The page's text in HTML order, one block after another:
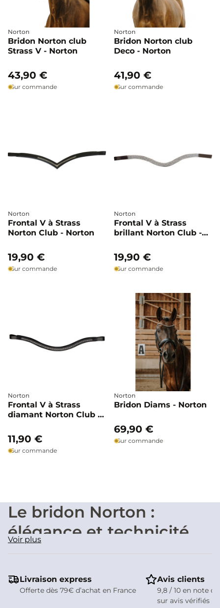
Norton
Bridon Norton club
Strass V - Norton
43,90 €
Sur commande
Norton
Bridon Norton club
Deco - Norton
41,90 €
Sur commande
Norton
Frontal V à Strass
Norton Club - Norton
19,90 €
Sur commande
Norton
Frontal V à Strass
brillant Norton Club -
19,90 €
Sur commande
Norton
Frontal V à Strass
diamant Norton Club -
11,90 €
Sur commande
Norton
Bridon Diams - Norton
69,90 €
Sur commande
Le bridon Norton :
élégance et technicité
au service du cheval
une valeur sûre pour les cavaliers en quête d'un équilibre
entre confort, finition et budget maîtrisé. La marque
développe sa briderie en s'inspirant de ce qui se fait de
Voir plus
Livraison express
Offerte dès 79€ d’achat en France
Avis clients
9,8 / 10 en note
sur avis vérifiés